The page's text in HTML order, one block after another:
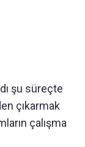
şu süreçte
çıkarmak
çalışma